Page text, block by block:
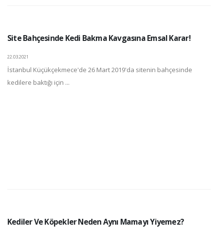
Site Bahçesinde Kedi Bakma Kavgasına Emsal Karar!
22.03.2021
İstanbul Küçükçekmece'de 26 Mart 2019'da sitenin bahçesinde
kedilere baktığı için ...
Kediler Ve Köpekler Neden Aynı Mamayı Yiyemez?